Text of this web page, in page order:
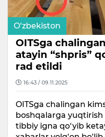
O‘zbekiston
OITSga
atayin “shpris”
rad etildi
16:43 / 09.11.2025
OITSga chalingan
boshqalarga
tibbiy igna qo‘yib